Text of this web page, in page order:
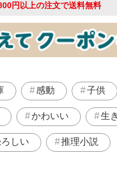
円以上の注文で送料無料
感動 子供
かわいい 生
しい 推理小説